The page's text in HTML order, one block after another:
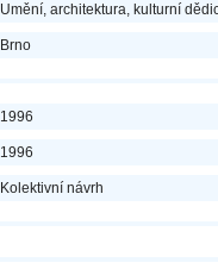
Umění, architektura, kulturní
Brno
1996
1996
Kolektivní návrh